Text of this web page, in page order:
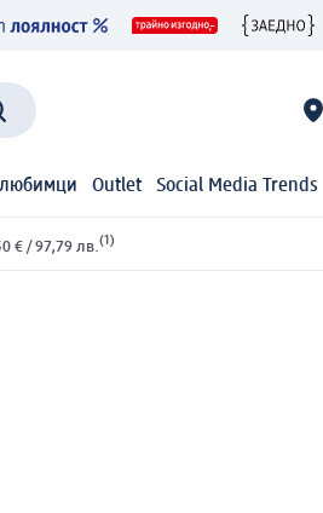
Outlet Social Media Trends
€ / 97,79 лв. (1)